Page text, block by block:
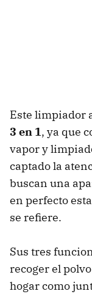
Este limpiador
3 en 1, ya que
vapor y
captado la
buscan una
en perfecto
se refiere.
Sus tres
recoger el
hogar como